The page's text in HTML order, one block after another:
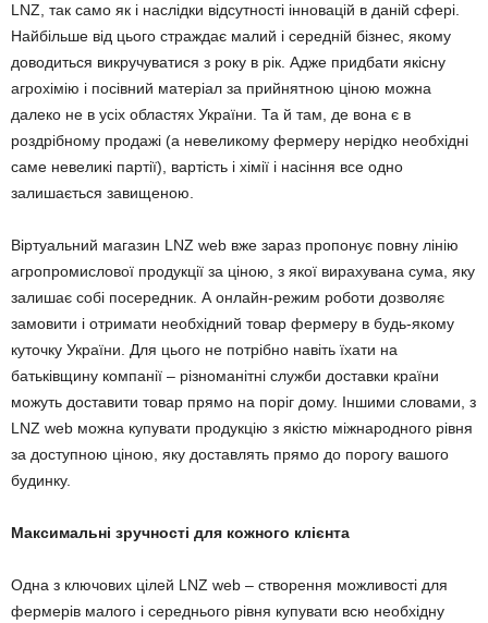
LNZ, так само як і наслідки відсутності інновацій в даній сфері.
Найбільше від цього страждає малий і середній бізнес, якому
доводиться викручуватися з року в рік. Адже придбати якісну
агрохімію і посівний матеріал за прийнятною ціною можна
далеко не в усіх областях України. Та й там, де вона є в
роздрібному продажі (а невеликому фермеру нерідко необхідні
саме невеликі партії), вартість і хімії і насіння все одно
залишається завищеною.
Віртуальний магазин LNZ web вже зараз пропонує повну лінію
агропромислової продукції за ціною, з якої вирахувана сума, яку
залишає собі посередник. А онлайн-режим роботи дозволяє
замовити і отримати необхідний товар фермеру в будь-якому
куточку України. Для цього не потрібно навіть їхати на
батьківщину компанії – різноманітні служби доставки країни
можуть доставити товар прямо на поріг дому. Іншими словами, з
LNZ web можна купувати продукцію з якістю міжнародного рівня
за доступною ціною, яку доставлять прямо до порогу вашого
будинку.
Максимальні зручності для кожного клієнта
Одна з ключових цілей LNZ web – створення можливості для
фермерів малого і середнього рівня купувати всю необхідну